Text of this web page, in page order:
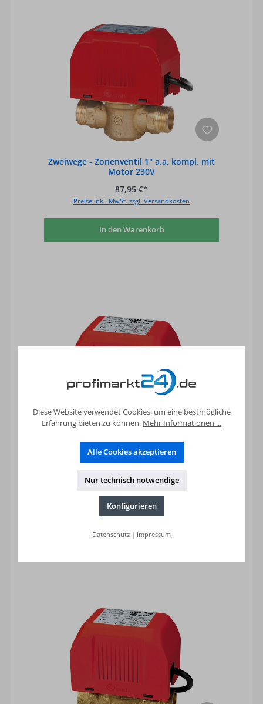
Zweiwege - Zonenventil 1" a.a. kompl. mit
Motor 230V
87,95 €*
Preise inkl. MwSt. zzgl. Versandkosten
In den Warenkorb
Zweiwege - Zonenventil 1" i.i. kompl. mit
Motor 230V
74,16 €*
Diese Website verwendet Cookies, um eine bestmögliche
Erfahrung bieten zu können. Mehr Informationen ...
Alle Cookies akzeptieren
Nur technisch notwendige
Konfigurieren
Datenschutz | Impressum